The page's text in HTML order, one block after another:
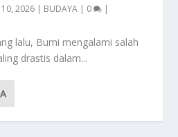
10, 2026 | BUDAYA | 0 |
lalu, Bumi mengalami salah
drastis dalam...